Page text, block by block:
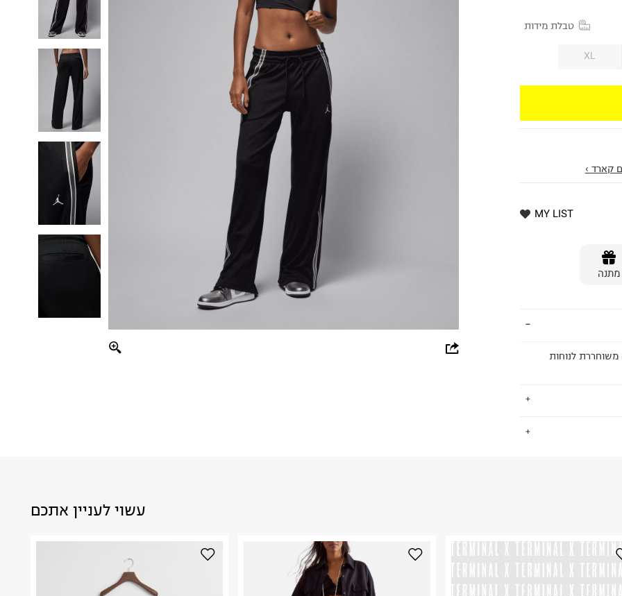
טבלת מידות
XL
קארד ›
MY LIST
מתנה
משוחררת לנוחות
על גבי החבילה
עשוי לעניין אתכם